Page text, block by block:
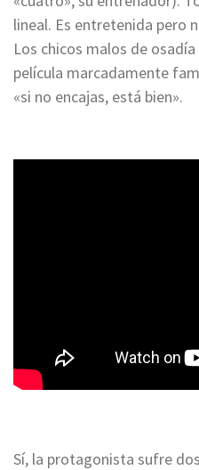
lineal. Es entretenida pero
Los chicos malos de
película marcadamente
«si no encajas, está bien».
Sí, la protagonista sufre